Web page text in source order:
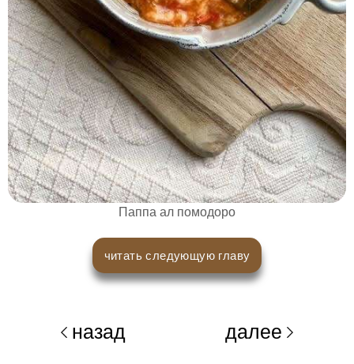
Паппа ал помодоро
читать следующую главу
назад далее